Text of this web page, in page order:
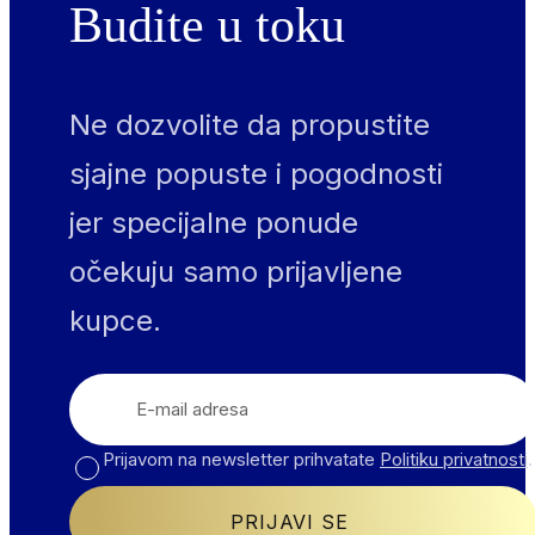
crevima.…
Budite u toku
Ne dozvolite da propustite
sjajne popuste i pogodnosti
jer specijalne ponude
očekuju samo prijavljene
kupce.
Email
Prijavom na newsletter prihvatate Politiku privatnosti.
PRIJAVI SE